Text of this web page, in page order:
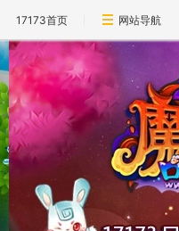
17173首页 网站导航